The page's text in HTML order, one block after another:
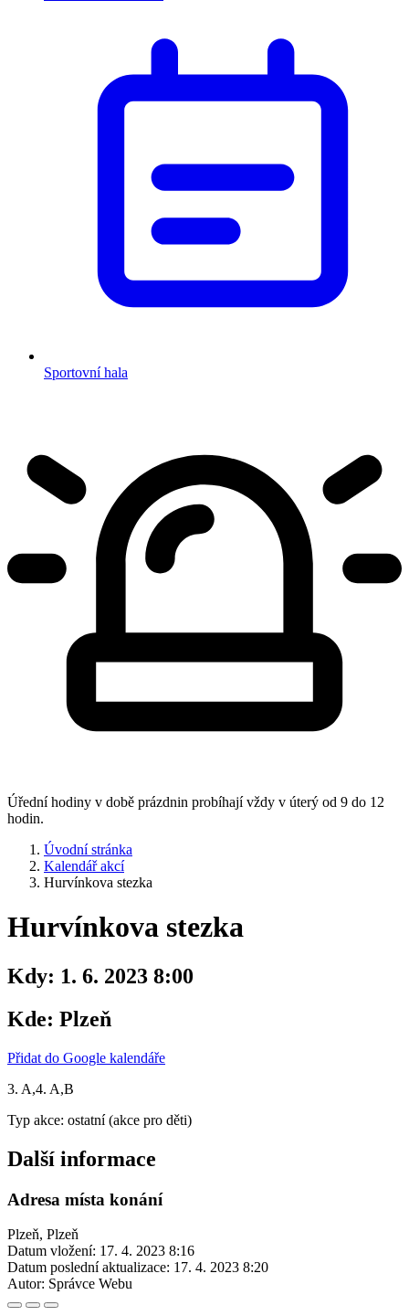
Sportovní hala
Úřední hodiny v době prázdnin probíhají vždy v úterý od 9 do 12
hodin.
Úvodní stránka
Kalendář akcí
Hurvínkova stezka
Hurvínkova stezka
Kdy: 1. 6. 2023 8:00
Kde: Plzeň
Přidat do Google kalendáře
3. A,4. A,B
Typ akce: ostatní (akce pro děti)
Další informace
Adresa místa konání
Plzeň, Plzeň
Datum vložení: 17. 4. 2023 8:16
Datum poslední aktualizace: 17. 4. 2023 8:20
Autor: Správce Webu